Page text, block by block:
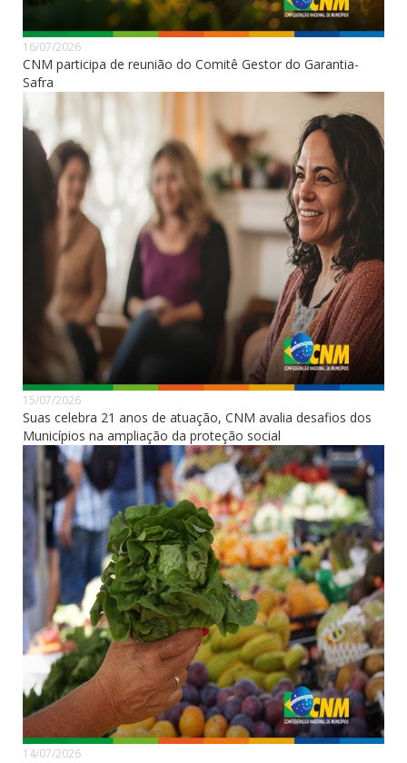
16/07/2026
CNM participa de reunião do Comitê Gestor do Garantia-
Safra
15/07/2026
Suas celebra 21 anos de atuação, CNM avalia desafios dos
Municípios na ampliação da proteção social
14/07/2026